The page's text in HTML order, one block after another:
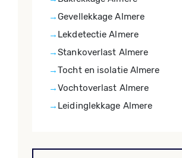
Gevellekkage Almere
Lekdetectie Almere
Stankoverlast Almere
Tocht en isolatie Almere
Vochtoverlast Almere
Leidinglekkage Almere